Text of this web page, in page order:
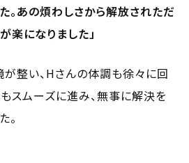
。あの煩わしさから解放されただ
楽になりました」
整い、Hさんの体調も徐々に回
スムーズに進み、無事に解決を
。